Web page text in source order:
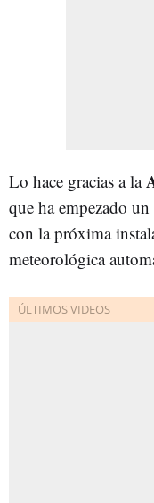
Lo hace gracias a la
que ha empezado
con la próxima
meteorológica